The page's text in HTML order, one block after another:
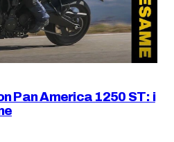
Pan America 1250 ST: i